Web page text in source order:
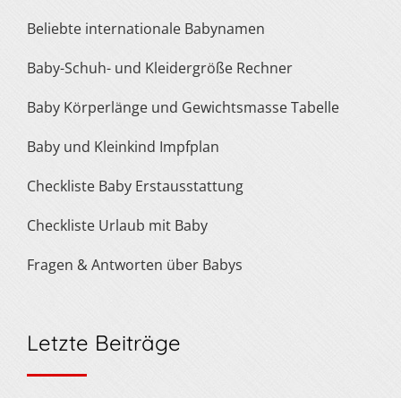
Beliebte internationale Babynamen
Baby-Schuh- und Kleidergröße Rechner
Baby Körperlänge und Gewichtsmasse Tabelle
Baby und Kleinkind Impfplan
Checkliste Baby Erstausstattung
Checkliste Urlaub mit Baby
Fragen & Antworten über Babys
Letzte Beiträge